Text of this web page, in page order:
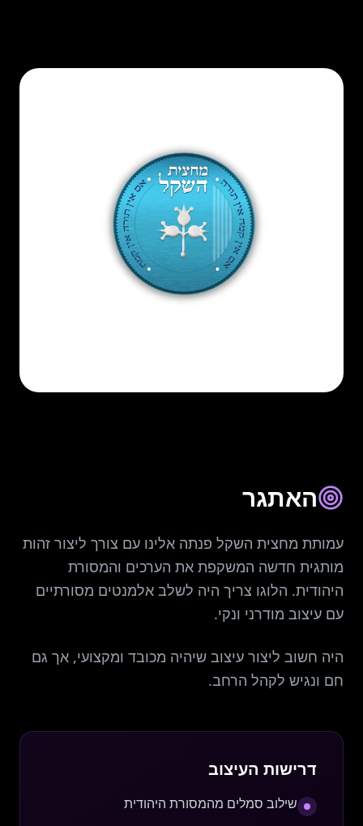
האתגר
עמותת מחצית השקל פנתה אלינו עם צורך ליצור זהות
מותגית חדשה המשקפת את הערכים והמסורת
היהודית. הלוגו צריך היה לשלב אלמנטים מסורתיים
עם עיצוב מודרני ונקי.
היה חשוב ליצור עיצוב שיהיה מכובד ומקצועי, אך גם
חם ונגיש לקהל הרחב.
דרישות העיצוב
שילוב סמלים מהמסורת היהודית